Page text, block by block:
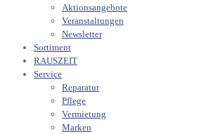
Aktionsangebote
Veranstaltungen
Newsletter
Sortiment
RAUSZEIT
Service
Reparatur
Pflege
Vermietung
Marken